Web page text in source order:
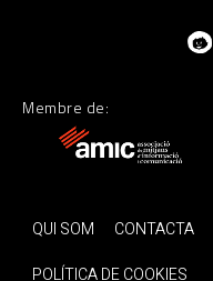
Membre de:
QUI SOM CONTACTA
POLÍTICA DE COOKIES